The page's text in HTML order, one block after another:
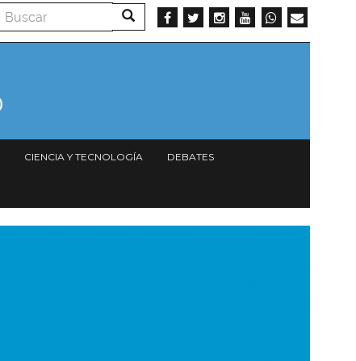
Buscar Buscar
CIENCIA Y TECNOLOGÍA DEBATES